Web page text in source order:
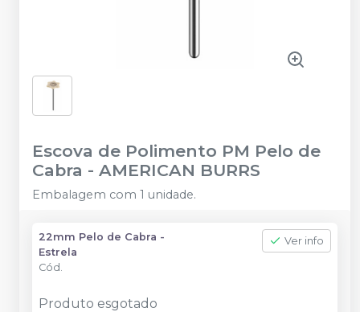
Escova de Polimento PM Pelo de
Cabra - AMERICAN BURRS
Embalagem com 1 unidade.
22mm Pelo de Cabra -
Estrela
Cód.
Ver info
Produto esgotado